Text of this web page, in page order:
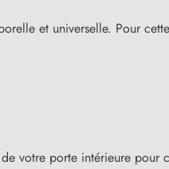
et universelle. Pour
votre porte intérieure pour